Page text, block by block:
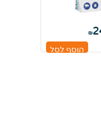
₪
הוסף לסל